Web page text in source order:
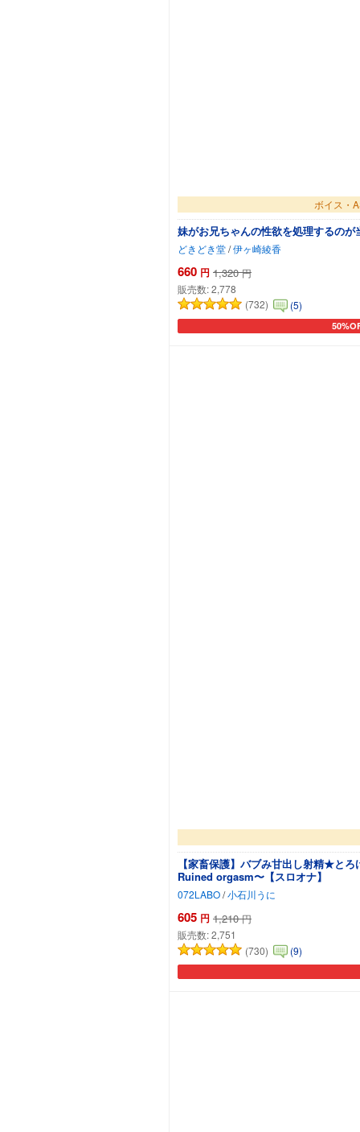
ボイス・
妹がお兄ちゃんの性欲を処理するの
どきどき堂/伊ヶ崎綾香
660 円 1,320 円
販売数:2,778
(732)
(5)
カート
【家畜保護】バブみ甘出し射精★と
Ruined orgasm〜【スロオナ】
072LABO/小石川うに
605 円 1,210 円
販売数:2,751
(730)
(9)